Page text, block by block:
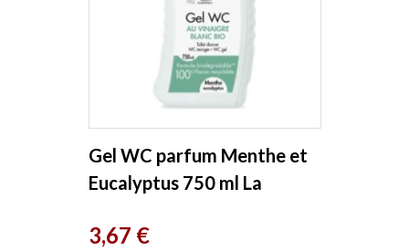
Gel WC parfum Menthe et
Eucalyptus 750 ml La
Prix
3,67 €